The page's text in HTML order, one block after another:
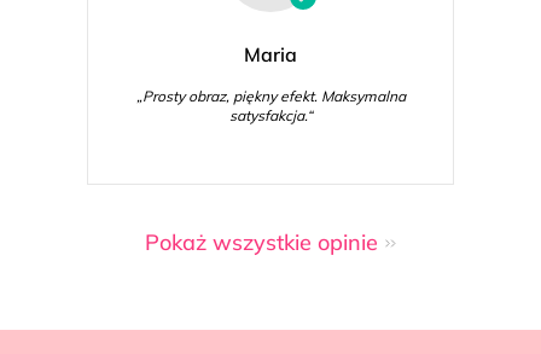
Maria
„Prosty obraz, piękny efekt. Maksymalna
satysfakcja.“
Pokaż wszystkie opinie